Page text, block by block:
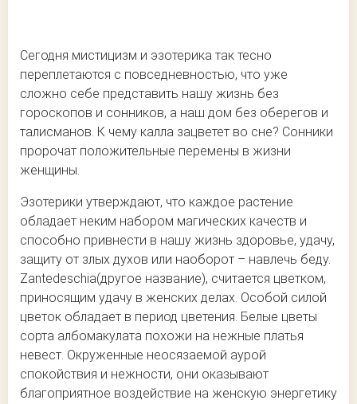
Сегодня мистицизм и эзотерика так тесно
переплетаются с повседневностью, что уже
сложно себе представить нашу жизнь без
гороскопов и сонников, а наш дом без оберегов и
талисманов. К чему калла зацветет во сне? Сонники
пророчат положительные перемены в жизни
женщины.
Эзотерики утверждают, что каждое растение
обладает неким набором магических качеств и
способно привнести в нашу жизнь здоровье, удачу,
защиту от злых духов или наоборот – навлечь беду.
Zantedeschia(другое название), считается цветком,
приносящим удачу в женских делах. Особой силой
цветок обладает в период цветения. Белые цветы
сорта албомакулата похожи на нежные платья
невест. Окруженные неосязаемой аурой
спокойствия и нежности, они оказывают
благоприятное воздействие на женскую энергетику